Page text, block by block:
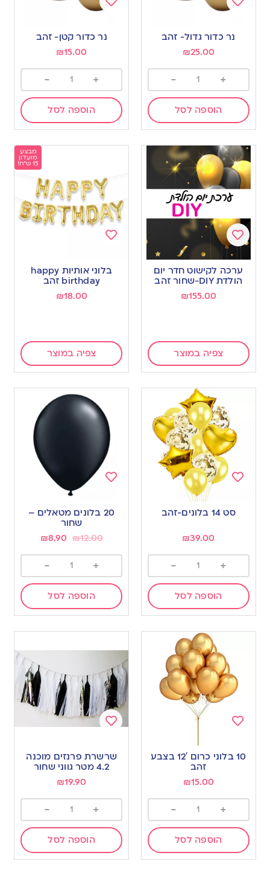
נר כדור גדול- זהב
₪25.00
+
-
הוספה לסל
נר כדור קטן- זהב
₪15.00
+
-
הוספה לסל
Add
to
wishlist
ערכה לקישוט חדר יום
הולדת DIY-שחור זהב
₪155.00
צפיה במוצר
מבצע
מועדון
15 ש"ח!
wishlist
בלוני אותיות happy
birthday זהב
₪18.00
צפיה במוצר
סט 14 בלונים-זהב
₪39.00
+
-
הוספה לסל
to
20 בלונים מטאלים –
שחור
₪12.00
₪8.90
+
-
הוספה לסל
to
wishlist
10 בלוני כרום 12′ בצבע
זהב
₪15.00
+
-
הוספה לסל
to
wishlist
שרשרת פרנזים מוכנה
4.2 מטר גווני שחור
₪19.90
+
-
הוספה לסל